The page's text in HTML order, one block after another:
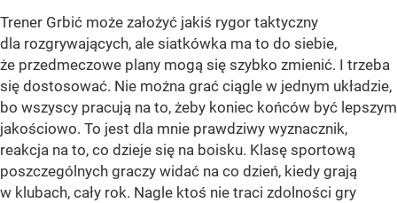
Trener Grbić może założyć jakiś rygor taktyczny
dla rozgrywających, ale siatkówka ma to do siebie,
że przedmeczowe plany mogą się szybko zmienić. I trzeba
się dostosować. Nie można grać ciągle w jednym układzie,
bo wszyscy pracują na to, żeby koniec końców być lepszym
jakościowo. To jest dla mnie prawdziwy wyznacznik,
reakcja na to, co dzieje się na boisku. Klasę sportową
poszczególnych graczy widać na co dzień, kiedy grają
w klubach, cały rok. Nagle ktoś nie traci zdolności gry